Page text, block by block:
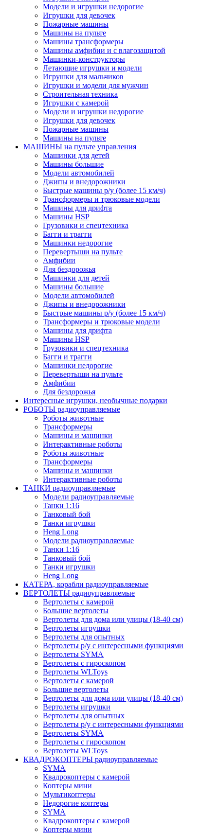
Модели и игрушки недорогие
Игрушки для девочек
Пожарные машины
Машины на пульте
Машины трансформеры
Машины амфибии и с влагозащитой
Машинки-конструкторы
Летающие игрушки и модели
Игрушки для мальчиков
Игрушки и модели для мужчин
Строительная техника
Игрушки с камерой
Модели и игрушки недорогие
Игрушки для девочек
Пожарные машины
Машины на пульте
МАШИНЫ на пульте управления
Машинки для детей
Машины большие
Модели автомобилей
Джипы и внедорожники
Быстрые машины р/у (более 15 км/ч)
Трансформеры и трюковые модели
Машины для дрифта
Машины HSP
Грузовики и спецтехника
Багги и трагги
Машинки недорогие
Перевертыши на пульте
Амфибии
Для бездорожья
Машинки для детей
Машины большие
Модели автомобилей
Джипы и внедорожники
Быстрые машины р/у (более 15 км/ч)
Трансформеры и трюковые модели
Машины для дрифта
Машины HSP
Грузовики и спецтехника
Багги и трагги
Машинки недорогие
Перевертыши на пульте
Амфибии
Для бездорожья
Интересные игрушки, необычные подарки
РОБОТЫ радиоуправляемые
Роботы животные
Трансформеры
Машины и машинки
Интерактивные роботы
Роботы животные
Трансформеры
Машины и машинки
Интерактивные роботы
ТАНКИ радиоуправляемые
Модели радиоуправляемые
Танки 1:16
Танковый бой
Танки игрушки
Heng Long
Модели радиоуправляемые
Танки 1:16
Танковый бой
Танки игрушки
Heng Long
КАТЕРА, корабли радиоуправляемые
ВЕРТОЛЕТЫ радиоуправляемые
Вертолеты с камерой
Большие вертолеты
Вертолеты для дома или улицы (18-40 см)
Вертолеты игрушки
Вертолеты для опытных
Вертолеты р/у с интересными функциями
Вертолеты SYMA
Вертолеты с гироскопом
Вертолеты WLToys
Вертолеты с камерой
Большие вертолеты
Вертолеты для дома или улицы (18-40 см)
Вертолеты игрушки
Вертолеты для опытных
Вертолеты р/у с интересными функциями
Вертолеты SYMA
Вертолеты с гироскопом
Вертолеты WLToys
КВАДРОКОПТЕРЫ радиоуправляемые
SYMA
Квадрокоптеры с камерой
Коптеры мини
Мультикоптеры
Недорогие коптеры
SYMA
Квадрокоптеры с камерой
Коптеры мини